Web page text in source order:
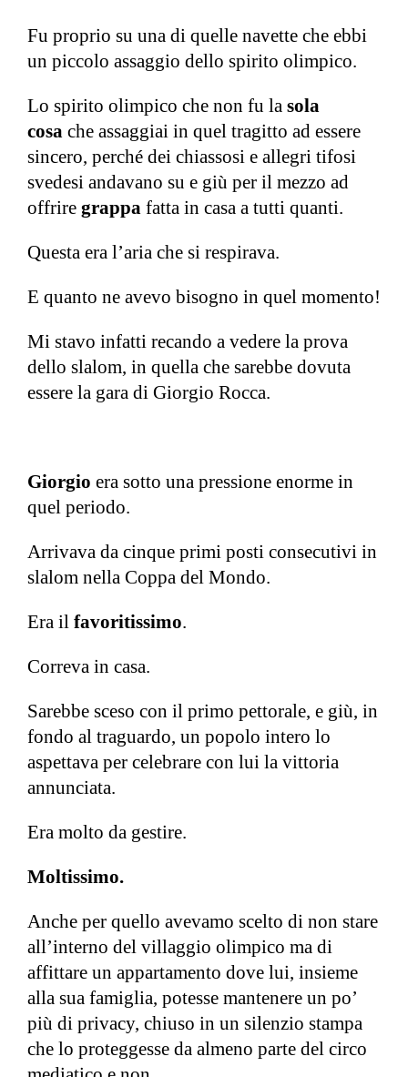
Fu proprio su una di quelle navette che ebbi
un piccolo assaggio dello spirito olimpico.
Lo spirito olimpico che non fu la sola
cosa che assaggiai in quel tragitto ad essere
sincero, perché dei chiassosi e allegri tifosi
svedesi andavano su e giù per il mezzo ad
offrire grappa fatta in casa a tutti quanti.
Questa era l’aria che si respirava.
E quanto ne avevo bisogno in quel momento!
Mi stavo infatti recando a vedere la prova
dello slalom, in quella che sarebbe dovuta
essere la gara di Giorgio Rocca.
Giorgio era sotto una pressione enorme in
quel periodo.
Arrivava da cinque primi posti consecutivi in
slalom nella Coppa del Mondo.
Era il favoritissimo.
Correva in casa.
Sarebbe sceso con il primo pettorale, e giù, in
fondo al traguardo, un popolo intero lo
aspettava per celebrare con lui la vittoria
annunciata.
Era molto da gestire.
Moltissimo.
Anche per quello avevamo scelto di non stare
all’interno del villaggio olimpico ma di
affittare un appartamento dove lui, insieme
alla sua famiglia, potesse mantenere un po’
più di privacy, chiuso in un silenzio stampa
che lo proteggesse da almeno parte del circo